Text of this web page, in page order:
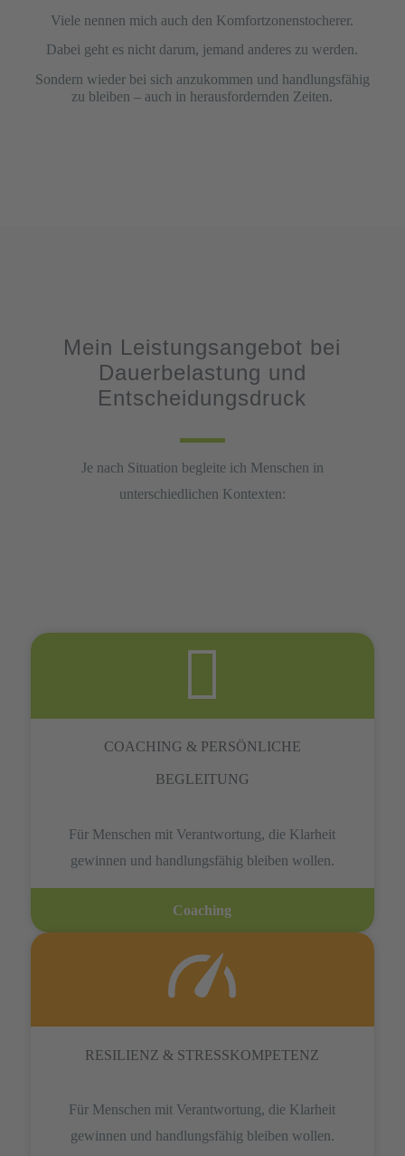
Viele nennen mich auch den Komfortzonenstocherer.
Dabei geht es nicht darum, jemand anderes zu werden.
Sondern wieder bei sich anzukommen und handlungsfähig
zu bleiben – auch in herausfordernden Zeiten.
Mein Leistungsangebot bei
Dauerbelastung und
Entscheidungsdruck
Je nach Situation begleite ich Menschen in
unterschiedlichen Kontexten:
COACHING & PERSÖNLICHE
BEGLEITUNG
Für Menschen mit Verantwortung, die Klarheit
gewinnen und handlungsfähig bleiben wollen.
Coaching
RESILIENZ & STRESSKOMPETENZ
Für Menschen mit Verantwortung, die Klarheit
gewinnen und handlungsfähig bleiben wollen.